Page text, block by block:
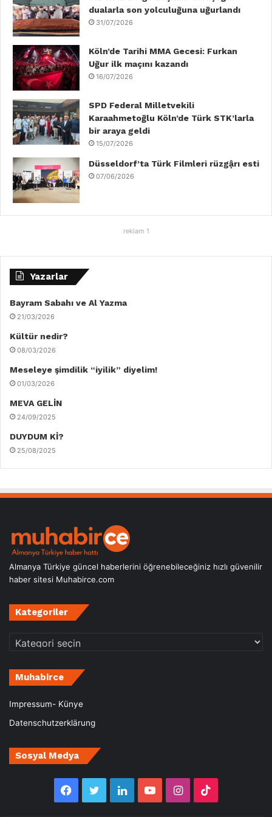
k
n
dualarla son yolculuğuna uğurlandı
31/07/2026
Köln’de Tarihi MMA Gecesi: Furkan
Uğur ilk maçını kazandı
16/07/2026
SPD Federal Milletvekili
Karaahmetoğlu Köln’de Türk STK’larla
bir araya geldi
15/07/2026
Düsseldorf’ta Türk Filmleri rüzgậrı esti
07/06/2026
reklam 1
Yazarlar
Bayram Sabahı ve Al Yazma
21/03/2026
Kültür nedir?
08/03/2026
Meseleye şimdilik “iyilik” diyelim!
01/03/2026
MEVA GELİN
24/09/2025
DUYDUM Kİ?
25/08/2025
Almanya Türkiye güncel haberlerini öğrenebileceğiniz hızlı güvenilir
haber sitesi Muhabirce.com
Kategoriler
Kategoriler
Muhabirce
Impressum- Künye
Datenschutzerklärung
Sosyal Medya
Facebook
TwitterLinkedInYouTubeInstagram